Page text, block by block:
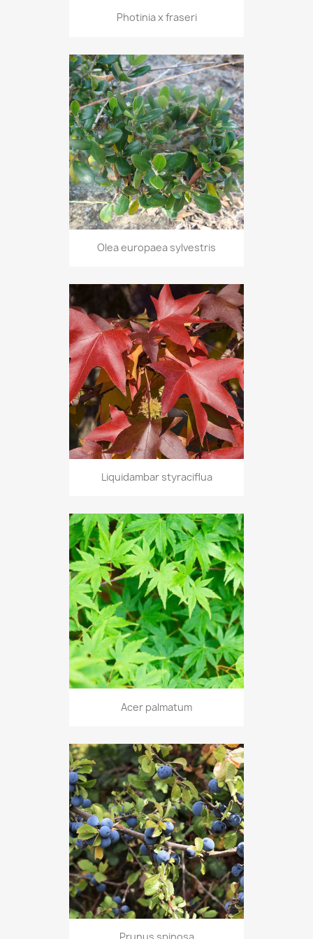
Photinia x fraseri
Olea europaea sylvestris
Liquidambar styraciflua
Acer palmatum